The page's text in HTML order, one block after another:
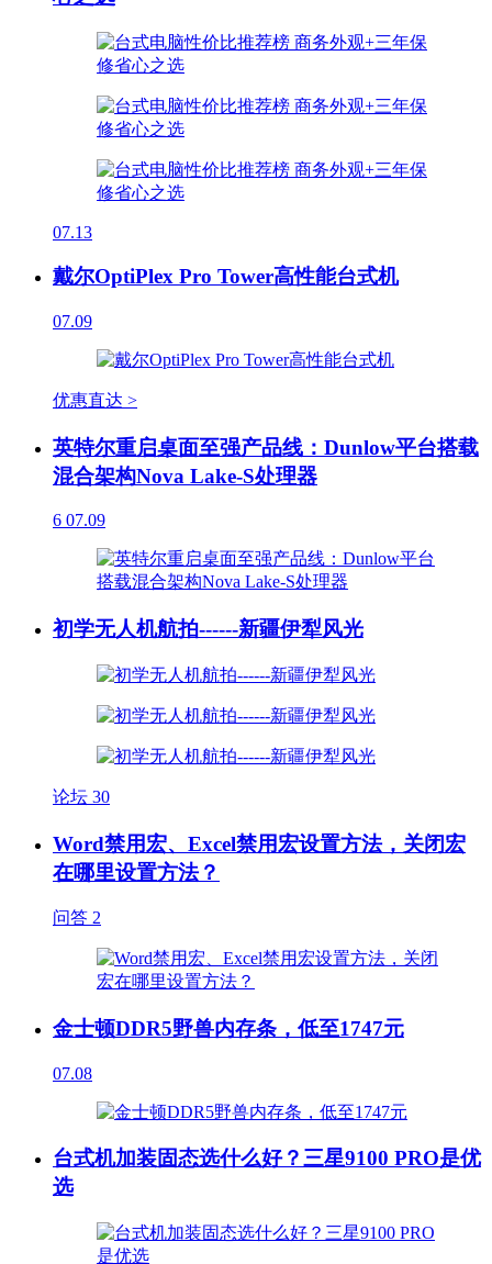
07.13
戴尔OptiPlex Pro Tower高性能台式机
07.09
优惠直达 >
英特尔重启桌面至强产品线：Dunlow平台搭载
混合架构Nova Lake-S处理器
6 07.09
初学无人机航拍------新疆伊犁风光
论坛 30
Word禁用宏、Excel禁用宏设置方法，关闭宏
在哪里设置方法？
问答 2
金士顿DDR5野兽内存条，低至1747元
07.08
台式机加装固态选什么好？三星9100 PRO是优
选